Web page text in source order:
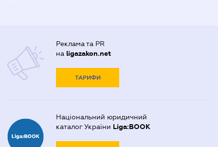
Реклама та PR
на ligazakon.net
ТАРИФИ
Національний юридичний
каталог України Liga:BOOK